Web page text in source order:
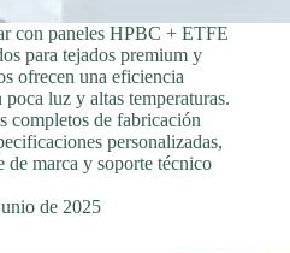
con paneles HPBC + ETFE
para tejados premium y
ofrecen una eficiencia
luz y altas temperaturas.
completos de fabricación
personalizadas,
de marca y soporte técnico
de 2025